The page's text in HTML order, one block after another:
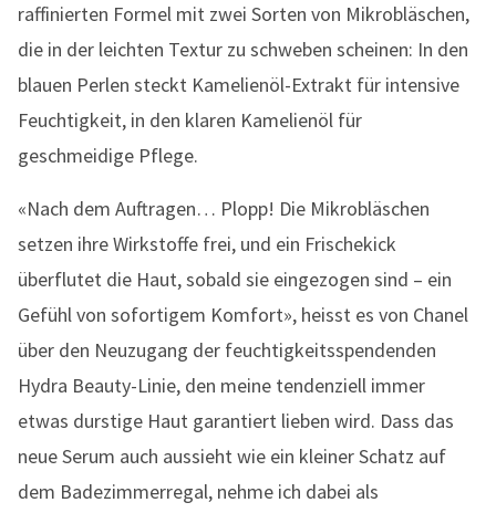
raffinierten Formel mit zwei Sorten von Mikrobläschen,
die in der leichten Textur zu schweben scheinen: In den
blauen Perlen steckt Kamelienöl-Extrakt für intensive
Feuchtigkeit, in den klaren Kamelienöl für
geschmeidige Pflege.
«Nach dem Auftragen… Plopp! Die Mikrobläschen
setzen ihre Wirkstoffe frei, und ein Frischekick
überflutet die Haut, sobald sie eingezogen sind – ein
Gefühl von sofortigem Komfort», heisst es von Chanel
über den Neuzugang der feuchtigkeitsspendenden
Hydra Beauty-Linie, den meine tendenziell immer
etwas durstige Haut garantiert lieben wird. Dass das
neue Serum auch aussieht wie ein kleiner Schatz auf
dem Badezimmerregal, nehme ich dabei als